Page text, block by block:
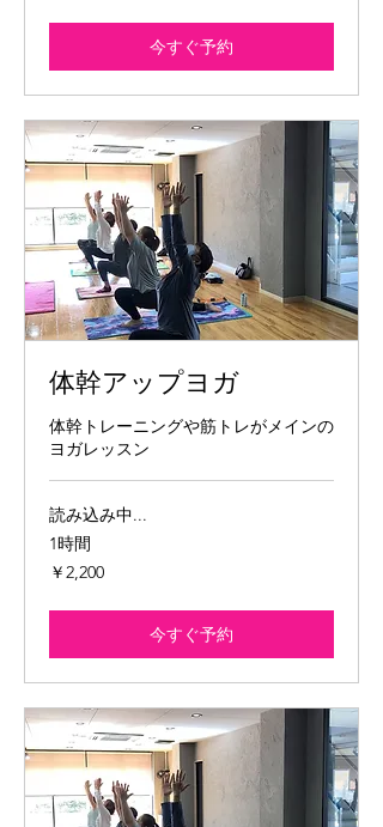
今すぐ予約
体幹アップヨガ
体幹トレーニングや筋トレがメインの
ヨガレッスン
読み込み中...
1時間
2,200
円
￥2,200
今すぐ予約